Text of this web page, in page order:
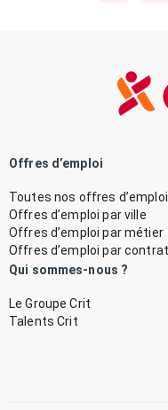
Offres d’emploi
Toutes nos offres d’emploi
Offres d’emploi par ville
Offres d’emploi par métier
Offres d’emploi par contrat
Qui sommes-nous ?
Le Groupe Crit
Talents Crit